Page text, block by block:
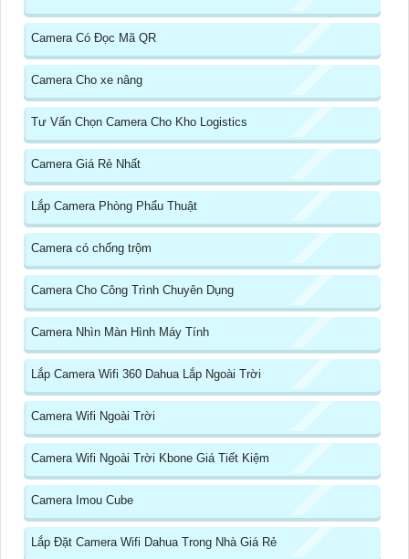
Camera Có Đọc Mã QR
Camera Cho xe nâng
Tư Vấn Chọn Camera Cho Kho Logistics
Camera Giá Rẻ Nhất
Lắp Camera Phòng Phẩu Thuật
Camera có chống trộm
Camera Cho Công Trình Chuyên Dụng
Camera Nhìn Màn Hình Máy Tính
Lắp Camera Wifi 360 Dahua Lắp Ngoài Trời
Camera Wifi Ngoài Trời
Camera Wifi Ngoài Trời Kbone Giá Tiết Kiệm
Camera Imou Cube
Lắp Đặt Camera Wifi Dahua Trong Nhà Giá Rẻ